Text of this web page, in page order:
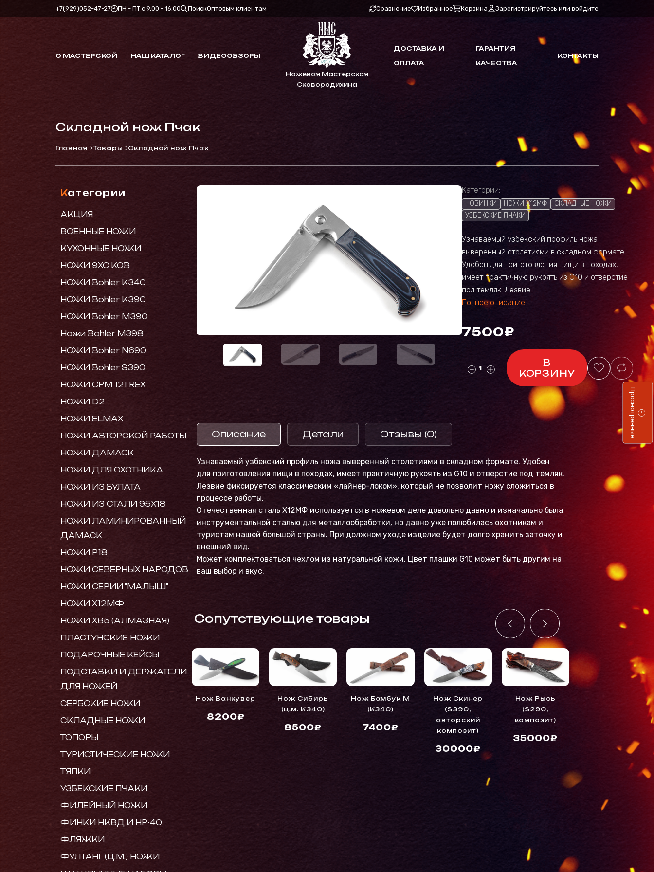
+7(929)052-47-27 ПН - ПТ с 9.00 - 16.00 ПоискОптовым клиентам Сравнение Избранное Корзина Зарегистрируйтесь или войдите
О МАСТЕРСКОЙ НАШ КАТАЛОГ ВИДЕООБЗОРЫ
Ножевая Мастерская
Сковородихина
ДОСТАВКА И
ОПЛАТА
ГАРАНТИЯ
КАЧЕСТВА
КОНТАКТЫ
Складной нож Пчак
Главная Товары Складной нож Пчак
Категории
АКЦИЯ
ВОЕННЫЕ НОЖИ
КУХОННЫЕ НОЖИ
НОЖИ 9ХС КОВ
НОЖИ Bohler K340
НОЖИ Bohler K390
НОЖИ Bohler M390
Ножи Bohler M398
НОЖИ Bohler N690
НОЖИ Bohler S390
НОЖИ CPM 121 REX
НОЖИ D2
НОЖИ ELMAX
НОЖИ АВТОРСКОЙ РАБОТЫ
НОЖИ ДАМАСК
НОЖИ ДЛЯ ОХОТНИКА
НОЖИ ИЗ БУЛАТА
НОЖИ ИЗ СТАЛИ 95Х18
НОЖИ ЛАМИНИРОВАННЫЙ
ДАМАСК
НОЖИ Р18
НОЖИ СЕВЕРНЫХ НАРОДОВ
НОЖИ СЕРИИ "МАЛЫШ"
НОЖИ Х12МФ
НОЖИ ХВ5 (АЛМАЗНАЯ)
ПЛАСТУНСКИЕ НОЖИ
ПОДАРОЧНЫЕ КЕЙСЫ
ПОДСТАВКИ И ДЕРЖАТЕЛИ
ДЛЯ НОЖЕЙ
СЕРБСКИЕ НОЖИ
СКЛАДНЫЕ НОЖИ
ТОПОРЫ
ТУРИСТИЧЕСКИЕ НОЖИ
ТЯПКИ
УЗБЕКСКИЕ ПЧАКИ
ФИЛЕЙНЫЙ НОЖИ
ФИНКИ НКВД И НР-40
ФЛЯЖКИ
ФУЛТАНГ (Ц.М.) НОЖИ
Категории:
НОВИНКИ НОЖИ Х12МФ
СКЛАДНЫЕ НОЖИ
УЗБЕКСКИЕ ПЧАКИ
Узнаваемый узбекский профиль ножа
выверенный столетиями в складном формате.
Удобен для приготовления пищи в походах,
имеет практичную рукоять из G10 и отверстие
под темляк. Лезвие...
Полное описание
7500₽
В
КОРЗИНУ
Описание Детали Отзывы (0)
Узнаваемый узбекский профиль ножа выверенный столетиями в складном формате. Удобен
для приготовления пищи в походах, имеет практичную рукоять из G10 и отверстие под темляк.
Лезвие фиксируется классическим «лайнер-локом», который не позволит ножу сложиться в
процессе работы.
Отечественная сталь Х12МФ используется в ножевом деле довольно давно и изначально была
инструментальной сталью для металлообработки, но давно уже полюбилась охотникам и
туристам нашей большой страны. При должном уходе изделие будет долго хранить заточку и
внешний вид.
Может комплектоваться чехлом из натуральной кожи. Цвет плашки G10 может быть другим на
ваш выбор и вкус.
Cопутствующие товары
Нож Ванкувер
8200₽
Нож Сибирь
(ц.м. K340)
8500₽
Нож Бамбук М
(K340)
7400₽
Нож Скинер
(S390,
авторский
композит)
30000₽
Нож Рысь
(S290,
композит)
35000₽
Просмотренные